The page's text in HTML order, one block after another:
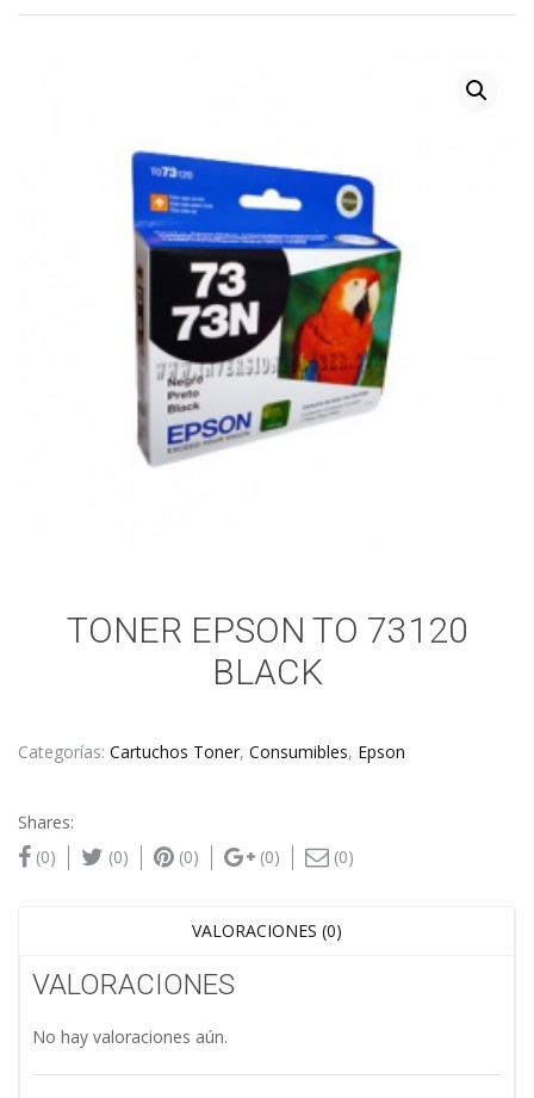
TONER EPSON TO 73120
BLACK
Categorías: Cartuchos Toner, Consumibles, Epson
Shares:
(0)
(0) (0) (0) (0)
VALORACIONES (0)
VALORACIONES
No hay valoraciones aún.